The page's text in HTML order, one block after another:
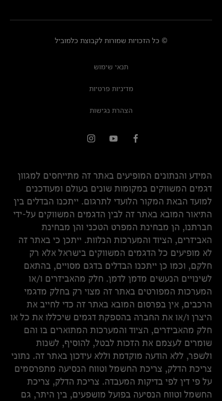
© כל הזכויות שמורות לקבוצת כלמוביל
תנאי שימוש
מדיניות פרטיות
הצהרת נגישות
המידע והנתונים המופיעים באתר זה מתייחסים למגוון
דגמים המשווקים במקומות שונים בעולם ומעודכנים
למועד הבאת המקור הלועדי לתרגום. ייתכנו הבדלים בין
התיאור המובא באתר זה לבין הדגמים המשווקים על-ידי
חברתנו, הן מבחינת המפרט הטכני והן מבחינת
האביזרים, הציוד והמערכות הנלוות. ייתכן כי באתר זה
לא מופיעים כל הדגמים המשווקים בישראל אלא רק
חלקם, וכמו כן ייתכנו הבדלים בדגם מסויים, בהתאם
לשינויים הנעשים מדמן לדמן. חלק מהאביזרים ו/או
המערכות המפורטים באתר זה מצוי רק בחלק מדגמי
הרכבים, אין בפרסום המובא באתר זה כדי לחייב את
היצרן ו/או את החברה בהספקת דגמים שיכללו את כל או
חלק מהאביזרים, הציוד והמערכות המתוארים בו והם
שומרים לעצמם את הזכות לבטל, להוסיף, לשנות
ולשפר, ללא הודעה מוקדמת וללא עידכון באתר זה. נתוני
צריכת הדלק, צריכת החשמל וטווח הנסיעה מתפרסמים
על פי דין לפי בדיקות המעבדה. צריכת הדלק, צריכת
החשמל וטווח הנסיעה בפועל מושפעים, בין היתר, גם